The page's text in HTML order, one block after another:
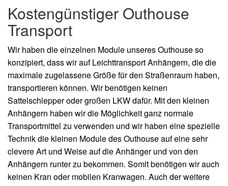
Kostengünstiger Outhouse
Transport
Wir haben die einzelnen Module unseres Outhouse so
konzipiert, dass wir auf Leichttransport Anhängern, die die
maximale zugelassene Größe für den Straßenraum haben,
transportieren können. Wir benötigen keinen
Sattelschlepper oder großen LKW dafür. Mit den kleinen
Anhängern haben wir die Möglichkeit ganz normale
Transportmittel zu verwenden und wir haben eine spezielle
Technik die kleinen Module des Outhouse auf eine sehr
clevere Art und Weise auf die Anhänger und von den
Anhängern runter zu bekommen. Somit benötigen wir auch
keinen Kran oder mobilen Kranwagen. Auch der weitere